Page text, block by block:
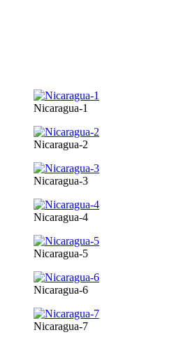
Nicaragua-1
Nicaragua-2
Nicaragua-3
Nicaragua-4
Nicaragua-5
Nicaragua-6
Nicaragua-7